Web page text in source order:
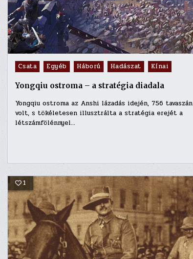
Posted
in
Csata Egyéb Háború Hadászat Kínai
Yongqiu ostroma – a stratégia diadala
Yongqiu ostroma az Anshi lázadás idején, 756 tavaszán
volt, s tökéletesen illusztrálta a stratégia erejét a
létszámfölénnyel…
1